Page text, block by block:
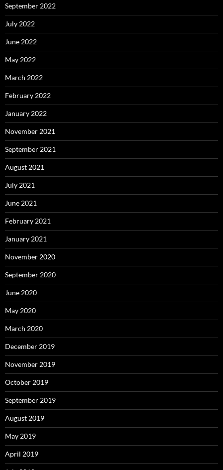
September 2022
July 2022
June 2022
May 2022
March 2022
February 2022
January 2022
November 2021
September 2021
August 2021
July 2021
June 2021
February 2021
January 2021
November 2020
September 2020
June 2020
May 2020
March 2020
December 2019
November 2019
October 2019
September 2019
August 2019
May 2019
April 2019